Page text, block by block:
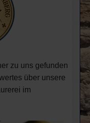
zu uns gefunden
über unsere
im